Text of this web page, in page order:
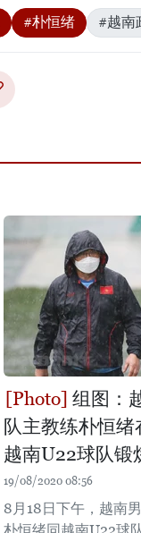
#朴恒绪 #越南
组图：
队主教练朴恒
越南U22球队锻
19/08/2020 08:56
8月18日下午，越南